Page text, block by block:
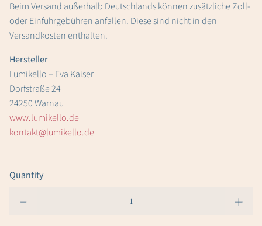
Beim Versand außerhalb Deutschlands können zusätzliche Zoll-
oder Einfuhrgebühren anfallen. Diese sind nicht in den
Versandkosten enthalten.
Hersteller
Lumikello – Eva Kaiser
Dorfstraße 24
24250 Warnau
www.lumikello.de
kontakt@lumikello.de
Quantity